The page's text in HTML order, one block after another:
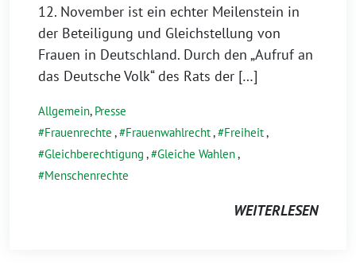
12. November ist ein echter Meilenstein in
der Beteiligung und Gleichstellung von
Frauen in Deutschland. Durch den „Aufruf an
das Deutsche Volk“ des Rats der […]
Allgemein, Presse
Frauenrechte , Frauenwahlrecht, Freiheit,
Gleichberechtigung , Gleiche Wahlen,
Menschenrechte
WEITERLESEN